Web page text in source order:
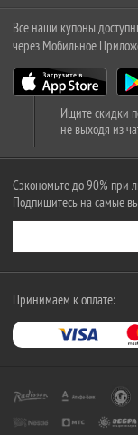
Все наши купоны
через Мобильное
Ищите скидки
не выходя из
Сэкономьте до 90% при
Подпишитесь на самые
Принимаем к оплате: